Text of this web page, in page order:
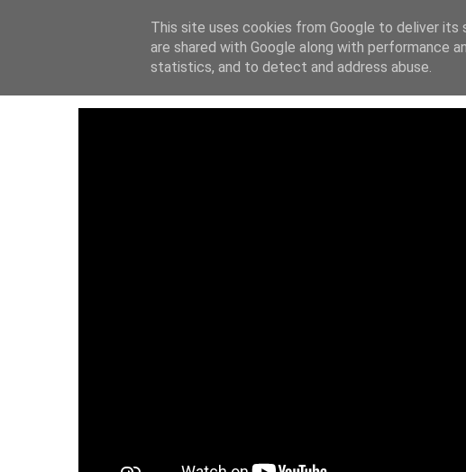
ΑΡΧΙΚΗ ΙΔΡΥΤΙΚΗ
This site uses cookies from Google to deliver its
are shared with Google along with performance
statistics, and to detect and address abuse.